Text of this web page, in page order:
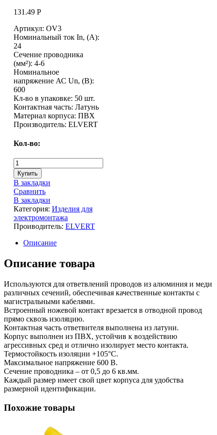
131.49 Р
Артикул: OV3
Номинальный ток In, (А):
24
Сечение проводника
(мм²): 4-6
Номинальное
напряжение АС Un, (В):
600
Кл-во в упаковке: 50 шт.
Контактная часть: Латунь
Материал корпуса: ПВХ
Производитель: ELVERT
Кол-во:
Купить
В закладки
Сравнить
В закладки
Категория: Изделия для
электромонтажа
Проиводитель: ELVERT
Описание
Описание товара
Используются для ответвлений проводов из алюминия и меди
различных сечений, обеспечивая качественные контакты с
магистральными кабелями.
Встроенный ножевой контакт врезается в отводной провод
прямо сквозь изоляцию.
Контактная часть ответвителя выполнена из латуни.
Корпус выполнен из ПВХ, устойчив к воздействию
агрессивных сред и отлично изолирует место контакта.
Термостойкость изоляции +105°С.
Максимальное напряжение 600 В.
Сечение проводника – от 0,5 до 6 кв.мм.
Каждый размер имеет свой цвет корпуса для удобства
размерной идентификации.
Похожие товары